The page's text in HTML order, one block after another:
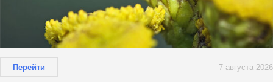
Перейти 7 августа 2026